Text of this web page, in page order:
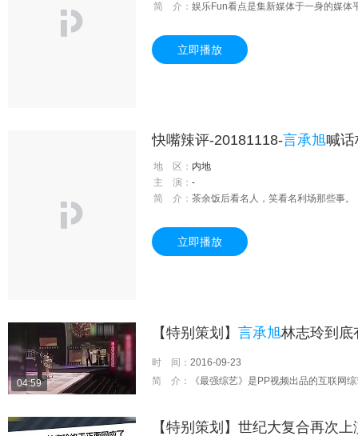
简 介： 娱乐Fun看点是集新媒体于一身的媒体
立即播放
快嘴辣评-20181118-言承旭喊话
地 区： 内地
主 演： -
简 介： 茶余饭后看名人，笑看名利场那些事。
立即播放
04:59
【特别策划】 言承旭林志玲到底有
时 间： 2016-09-23
简 介：
《最强综艺》是PP视频出品的互联网综艺
【特别策划】世纪大复合再次